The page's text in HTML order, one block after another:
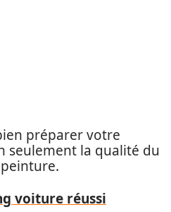
préparer votre
seulement la qualité du
voiture réussi